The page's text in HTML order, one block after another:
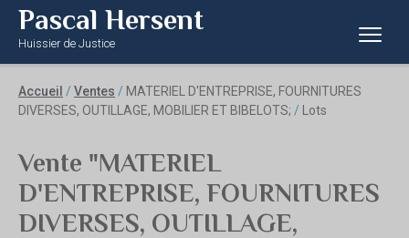
Pascal Hersent
Huissier de Justice
Accueil / Ventes / MATERIEL D'ENTREPRISE, FOURNITURES
DIVERSES, OUTILLAGE, MOBILIER ET BIBELOTS; / Lots
Vente "MATERIEL
D'ENTREPRISE, FOURNITURES
DIVERSES, OUTILLAGE,